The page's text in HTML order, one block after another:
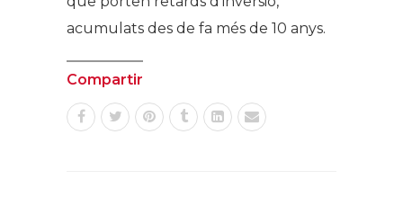
acumulats des de fa més de 10 anys.
Compartir